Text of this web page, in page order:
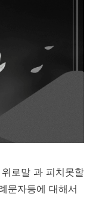
로말 과 피치못할
문자등에 대해서